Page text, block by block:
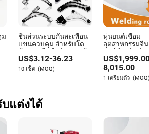
ชิ้นส่วนระบบกันสะเทือน
แขนควบคุม สำหรับโตโย
ต้า ฮอนด้า นิสสัน มาสด้า
ฮุนได มิตซูบิชิ เคีย ซูบารุ
US$3.12-36.23
10 เซ็ต (MOQ)
หุ่นยนต์เชื่อม
อุตสาหกรรมจี
ยนต์สำหรับหุ่
TIG / TIG / หุ่
US$
8,015.00
1 เตรียมตัว
แต่งได้